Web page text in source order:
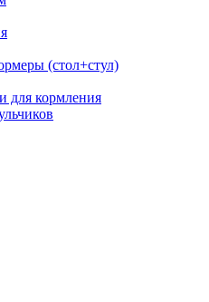
(стол+стул)
для кормления